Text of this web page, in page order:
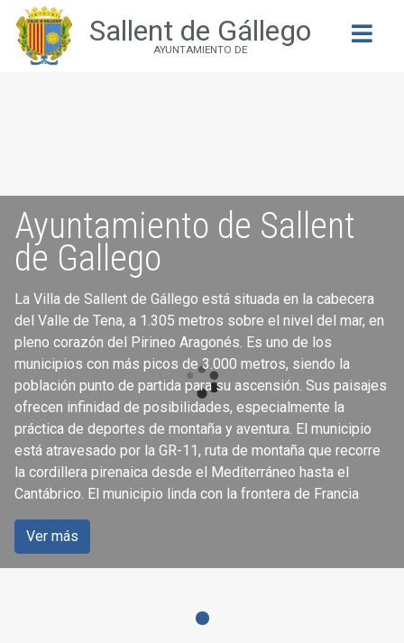
Sallent de Gállego
AYUNTAMIENTO DE
Buscar
Ayuntamiento de Sallent
de Gallego
La Villa de Sallent de Gállego está situada en la cabecera
del Valle de Tena, a 1.305 metros sobre el nivel del mar, en
pleno corazón del Pirineo Aragonés. Es uno de los
municipios con más picos de 3.000 metros, siendo la
población punto de partida para su ascensión. Sus paisajes
ofrecen infinidad de posibilidades, especialmente la
práctica de deportes de montaña y aventura. El municipio
está atravesado por la GR-11, ruta de montaña que recorre
la cordillera pirenaica desde el Mediterráneo hasta el
Cantábrico. El municipio linda con la frontera de Francia
Ver más